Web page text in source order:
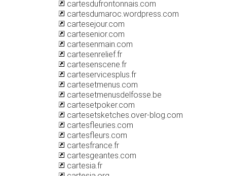
cartesdufrontonnais.com
cartesdumaroc.wordpress.com
cartesejour.com
cartesenior.com
cartesenmain.com
cartesenrelief.fr
cartesenscene.fr
carteservicesplus.fr
cartesetmenus.com
cartesetmenusdelfosse.be
cartesetpoker.com
cartesetsketches.over-blog.com
cartesfleuries.com
cartesfleurs.com
cartesfrance.fr
cartesgeantes.com
cartesia.fr